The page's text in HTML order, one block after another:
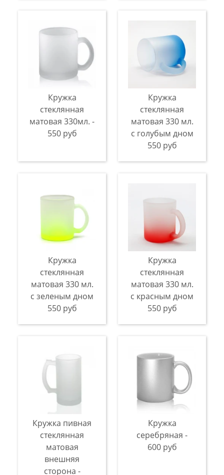
Кружка
стеклянная
матовая 330мл. -
550 руб
Кружка
стеклянная
матовая 330 мл.
с голубым дном
550 руб
Кружка
стеклянная
матовая 330 мл.
с зеленым дном
550 руб
Кружка
стеклянная
матовая 330 мл.
с красным дном
550 руб
Кружка пивная
стеклянная
матовая
внешняя
сторона -
Кружка
серебряная -
600 руб